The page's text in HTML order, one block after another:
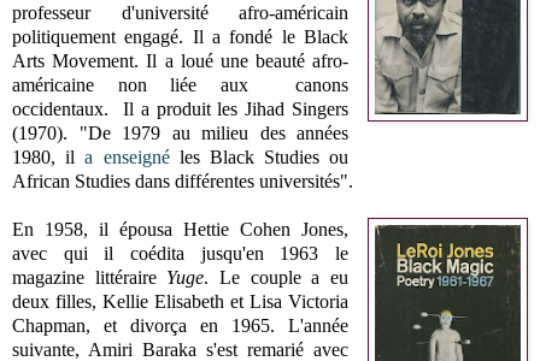
professeur d'université afro-américain
politiquement engagé. Il a fondé le Black
Arts Movement. Il a loué une beauté afro-
américaine non liée aux canons
occidentaux. Il a produit les Jihad Singers
(1970). "De 1979 au milieu des années
1980, ila enseignéles Black Studies ou
African Studies dans différentes universités".
En 1958, il épousa Hettie Cohen Jones,
avec qui il coédita jusqu'en 1963 le
magazine littéraire Yuge. Le couple a eu
deux filles, Kellie Elisabeth et Lisa Victoria
Chapman, et divorça en 1965. L'année
suivante, Amiri Baraka s'est remarié avec